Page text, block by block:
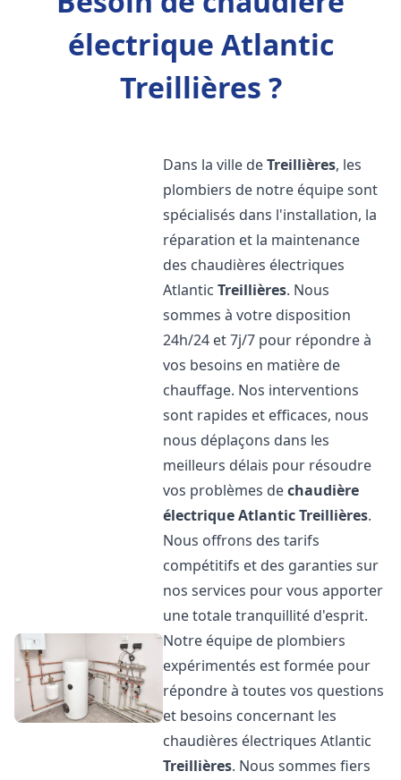
électrique Atlantic
Treillières ?
Dans la ville deTreillières, les
plombiers de notre équipe sont
spécialisés dans l'installation, la
réparation et la maintenance
des chaudières électriques
AtlanticTreillières. Nous
sommes à votre disposition
24h/24 et 7j/7 pour répondre à
vos besoins en matière de
chauffage. Nos interventions
sont rapides et efficaces, nous
nous déplaçons dans les
meilleurs délais pour résoudre
vos problèmes dechaudière
électrique AtlanticTreillières.
Nous offrons des tarifs
compétitifs et des garanties sur
nos services pour vous apporter
une totale tranquillité d'esprit.
Notre équipe de plombiers
expérimentés est formée pour
répondre à toutes vos questions
et besoins concernant les
chaudières électriques Atlantic
Treillières. Nous sommes fiers